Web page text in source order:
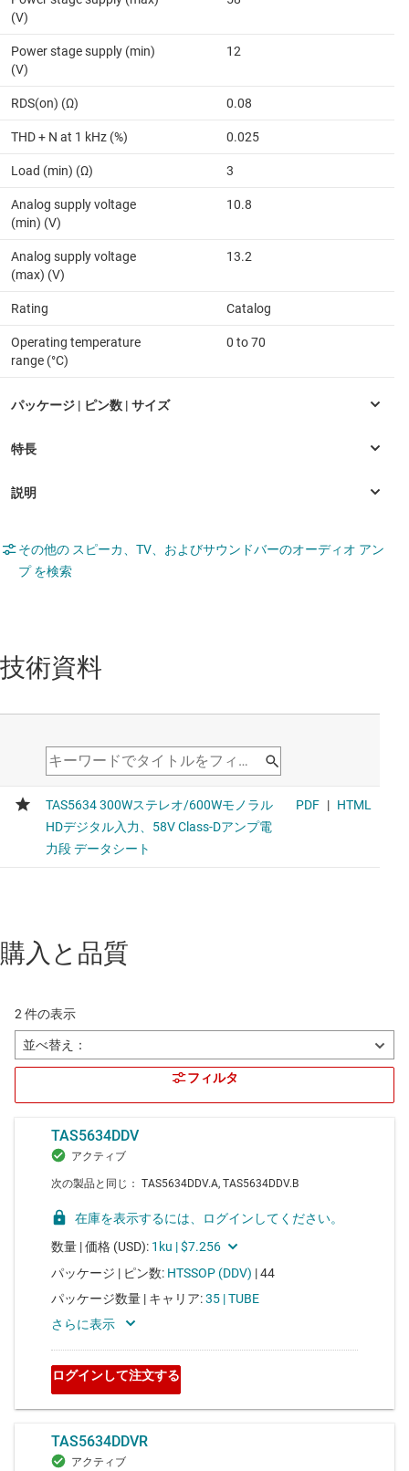
(V)
Power stage supply (min)
(V)
12
RDS(on) (Ω) 0.08
THD + N at 1 kHz (%) 0.025
Load (min) (Ω) 3
Analog supply voltage
(min) (V)
10.8
Analog supply voltage
(max) (V)
13.2
Rating Catalog
Operating temperature
range (°C)
0 to 70
その他の スピーカ、TV、およびサウンドバーのオーディオ アン
プ を検索
技術資料
購入と品質